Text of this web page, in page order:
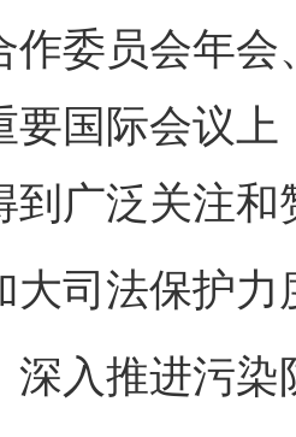
作委员会年
要国际会议
到广泛关注和
法保护力
入推进污染